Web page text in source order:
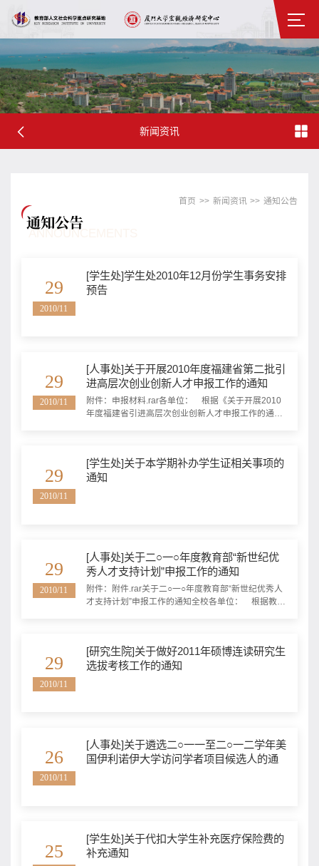
新闻资讯
通知公告
ANNOUNCEMENTS
首页 >> 新闻资讯 >> 通知公告
29
2010/11
[学生处]学生处2010年12月份学生事务安排
预告
29
2010/11
[人事处]关于开展2010年度福建省第二批引
进高层次创业创新人才申报工作的通知
附件：申报材料.rar各单位： 根据《关于开展2010
年度福建省引进高层次创业创新人才申报工作的通
好2010年度福建省第二批引进高层次创业创新人才申
报工作的有关事项通知如下： 一、申报条
29
2010/11
[学生处]关于本学期补办学生证相关事项的
通知
29
2010/11
[人事处]关于二○一○年度教育部“新世纪优
秀人才支持计划”申报工作的通知
附件：附件.rar关于二○一○年度教育部“新世纪优秀人
才支持计划”申报工作的通知全校各单位： 根据教育
好我校2010年度教育部“新世纪优秀人才支持计划”申
报工作有关事宜通知如下： 一、名额...
29
2010/11
[研究生院]关于做好2011年硕博连读研究生
选拔考核工作的通知
26
2010/11
[人事处]关于遴选二○一一至二○一二学年美
国伊利诺伊大学访问学者项目候选人的通
25
[学生处]关于代扣大学生补充医疗保险费的
补充通知